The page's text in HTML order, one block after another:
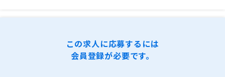
この求人に応募するには
会員登録が必要です。